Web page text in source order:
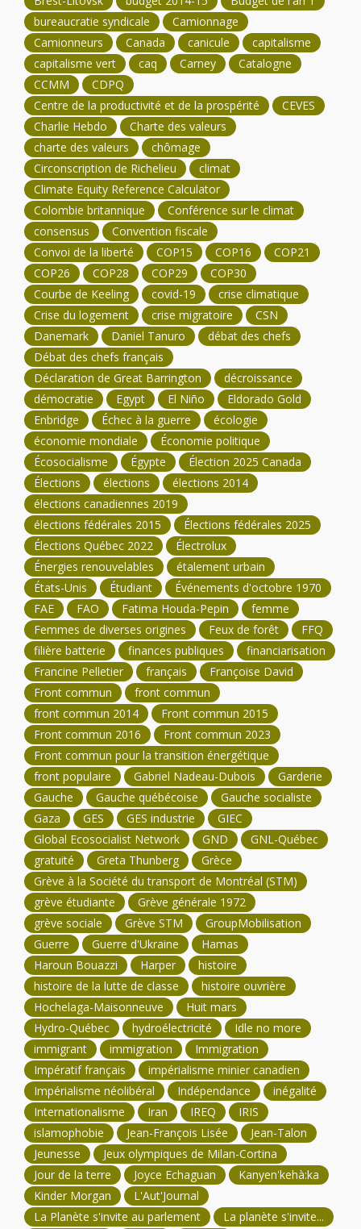
bureaucratie syndicale
Camionnage
Camionneurs
Canada canicule
capitalisme
capitalisme vert
caq Carney
Catalogne
CCMM
CDPQ
Centre de la productivité et de la prospérité
CEVES
Charlie Hebdo
Charte des valeurs
charte des valeurs
chômage
Circonscription de Richelieu
climat
Climate Equity Reference Calculator
Colombie britannique
Conférence sur le climat
consensus
Convention fiscale
Convoi de la liberté
COP15 COP16
COP21
COP26
COP28 COP29
COP30
Courbe de Keeling
covid-19
crise climatique
Crise du logement
crise migratoire
CSN
Danemark
Daniel Tanuro
débat des chefs
Débat des chefs français
Déclaration de Great Barrington
décroissance
démocratie
Egypt El Niño
Eldorado Gold
Enbridge
Échec à la guerre
écologie
économie mondiale
Économie politique
Écosocialisme
Égypte
Élection 2025 Canada
Élections
élections
élections 2014
élections canadiennes 2019
élections fédérales 2015
Élections fédérales 2025
Élections Québec 2022
Électrolux
Énergies renouvelables
étalement urbain
États-Unis
Étudiant
Événements d'octobre 1970
FAE
FAO Fatima Houda-Pepin
femme
Femmes de diverses origines
Feux de forêt
FFQ
filière batterie
finances publiques
financiarisation
Francine Pelletier
français
Françoise David
Front commun
front commun
front commun 2014
Front commun 2015
Front commun 2016
Front commun 2023
Front commun pour la transition énergétique
front populaire
Gabriel Nadeau-Dubois
Garderie
Gauche
Gauche québécoise
Gauche socialiste
Gaza
GES GES industrie
GIEC
Global Ecosocialist Network
GND
GNL-Québec
gratuité
Greta Thunberg
Grèce
Grève à la Société du transport de Montréal (STM)
grève étudiante
Grève générale 1972
grève sociale
Grève STM
GroupMobilisation
Guerre
Guerre d'Ukraine
Hamas
Haroun Bouazzi
Harper
histoire
histoire de la lutte de classe
histoire ouvrière
Hochelaga-Maisonneuve
Huit mars
Hydro-Québec
hydroélectricité
Idle no more
immigrant
immigration
Immigration
Impératif français
impérialisme minier canadien
Impérialisme néolibéral
Indépendance
inégalité
Internationalisme
Iran IREQ
IRIS
islamophobie
Jean-François Lisée
Jean-Talon
Jeunesse
Jeux olympiques de Milan-Cortina
Jour de la terre
Joyce Echaguan
Kanyen'kehà:ka
Kinder Morgan
L'Aut'Journal
La Planète s'invite au parlement
La planète s'invite...